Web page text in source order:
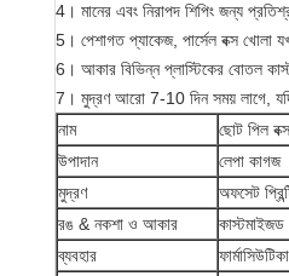
4। মানের এবং নিরাপদ শিপিং জন্য
5। পেশাগত প্যাকেজ, পার্সেল বক্স খোলা
6। আকার বিভিন্ন প্লাস্টিকের বোতল
7। মুদ্রণ আরো 7-10 দিন সময় লাগে,
নাম
ছোট পিল বক্স
উপাদান
লেপা কাগজ
মুদ্রণ
অফসেট
রঙ & নকশা ও আকার
কাস্টমাইজড
ব্যবহার